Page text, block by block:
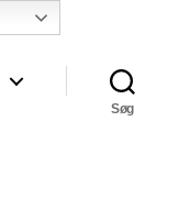
Søg